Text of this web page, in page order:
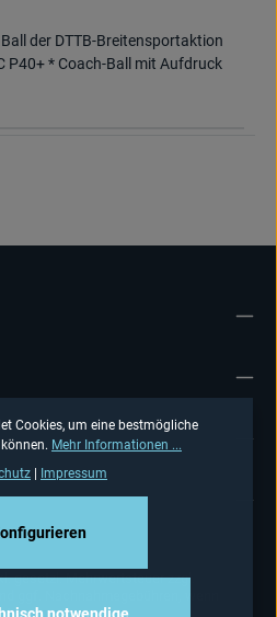
der DTTB-Breitensportaktion
P40+ * Coach-Ball mit Aufdruck
gesetzl. Mehrwertsteuer zzgl.
anders angegeben.
Cookies, um eine bestmögliche
Mehr Informationen ...
| Impressum
notwendige